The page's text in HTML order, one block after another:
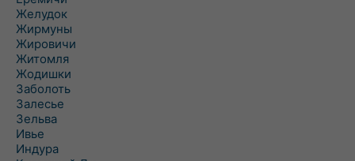
Желудок
Жирмуны
Жировичи
Житомля
Жодишки
Заболоть
Залесье
Зельва
Ивье
Индура